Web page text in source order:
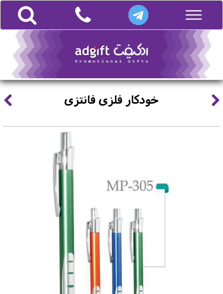
خودکار فلزی فانتزی